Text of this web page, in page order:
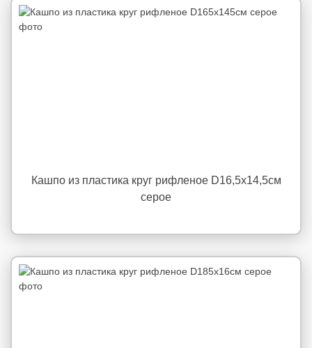
Кашпо из пластика круг рифленое D16,5х14,5см
серое